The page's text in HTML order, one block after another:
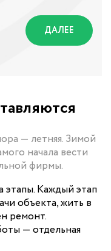
ДАЛЕЕ
— летняя. Зимой
начала вести
фирмы.
этапы. Каждый этап
объекта, жить в
ремонт.
— отдельная